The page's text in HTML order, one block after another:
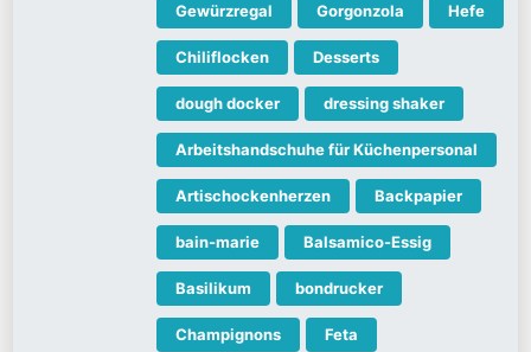
Gewürzregal Gorgonzola Hefe
Chiliflocken Desserts
dough docker dressing shaker
Arbeitshandschuhe für Küchenpersonal
Artischockenherzen Backpapier
bain-marie Balsamico-Essig
Basilikum bondrucker
Champignons Feta